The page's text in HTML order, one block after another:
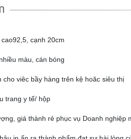
cạnh 20cm
màu, cán bóng
cho viêc bầy hàng trên kệ hoăc siêu thị
trang y tế/ hộp
giá thành rẻ phục vụ Doanh nghiệp